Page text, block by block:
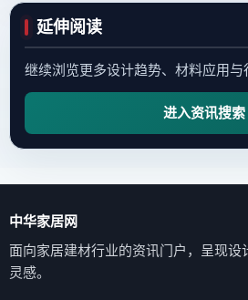
延伸阅读
继续浏览更多设计趋势、材料应用与
进入资讯搜索
中华家居网
面向家居建材行业的资讯门户，呈现设
灵感。